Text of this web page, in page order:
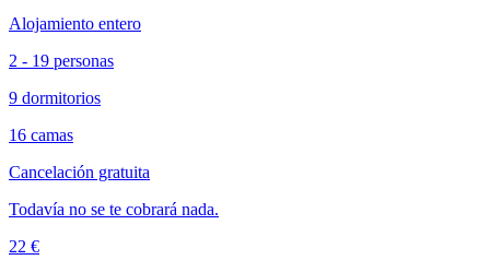
Alojamiento entero
2 - 19 personas
9 dormitorios
16 camas
Cancelación gratuita
Todavía no se te cobrará nada.
22 €